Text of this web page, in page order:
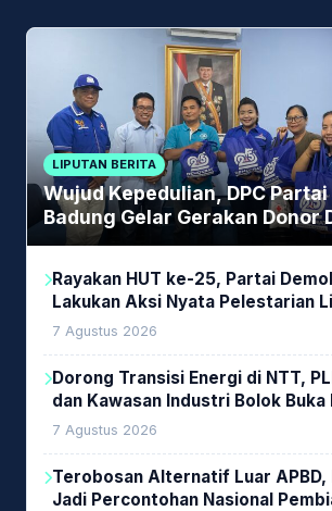
LIPUTAN BERITA
Wujud Kepedulian, DPC
Badung Gelar Gerakan Donor
Rayakan HUT ke-25, Partai
Lakukan Aksi Nyata Pelestarian
7 Agustus 2026
Dorong Transisi Energi di NTT,
dan Kawasan Industri Bolok Buka
Investasi Woodchip untuk
7 Agustus 2026
Terobosan Alternatif Luar APBD,
Jadi Percontohan Nasional